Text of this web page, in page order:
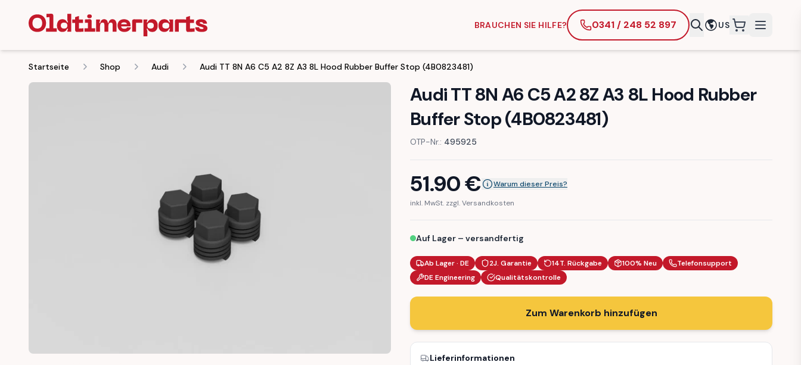
BRAUCHEN SIE HILFE? 0341 / 248 52 897 US
Startseite Shop Audi Audi TT 8N A6 C5 A2 8Z A3 8L Hood Rubber Buffer Stop (4B0823481)
Audi TT 8N A6 C5 A2 8Z A3 8L Hood Rubber
Buffer Stop (4B0823481)
OTP-Nr.: 495925
51.90€
Warum dieser Preis?
inkl. MwSt. zzgl. Versandkosten
Auf Lager – versandfertig
Ab Lager · DE 2J. Garantie 14T. Rückgabe 100% Neu
Telefonsupport
DE Engineering
Qualitätskontrolle
Zum Warenkorb hinzufügen
Lieferinformationen